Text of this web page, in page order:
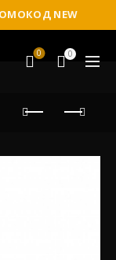
NEW
0 0